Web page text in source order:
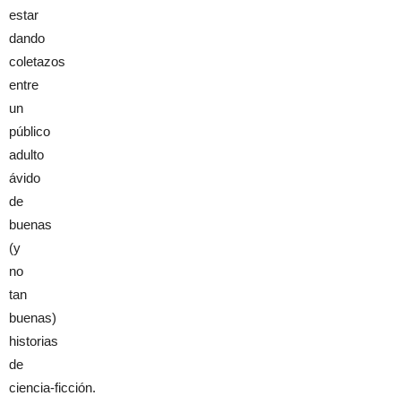
estar
dando
coletazos
entre
un
público
adulto
ávido
de
buenas
(y
no
tan
buenas)
historias
de
ciencia-ficción.